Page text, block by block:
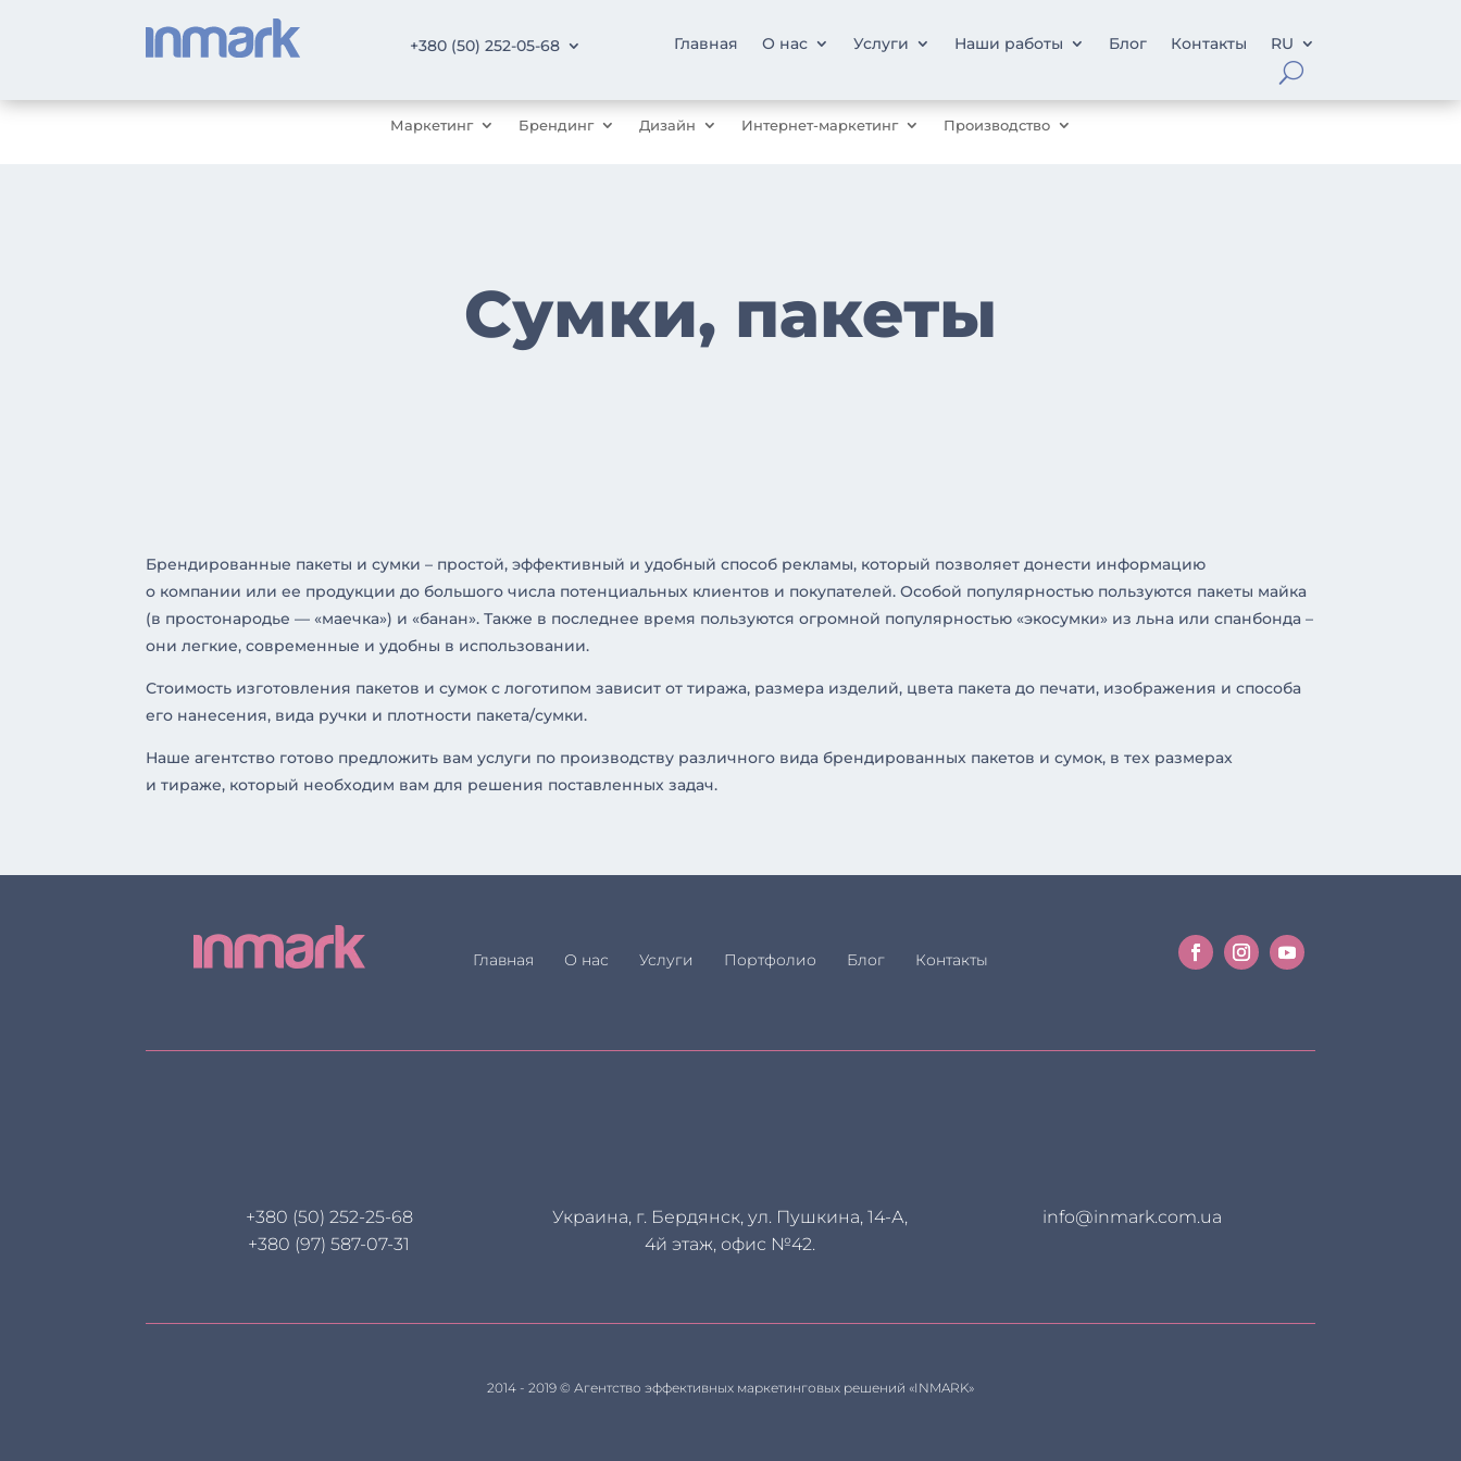
+380 (50) 252-05-68 Главная О нас Услуги Наши работы Блог Контакты RU
Маркетинг Брендинг Дизайн Интернет-маркетинг Производство
Сумки, пакеты
Брендированные пакеты и сумки – простой, эффективный и удобный способ рекламы, который позволяет донести информацию
о компании или ее продукции до большого числа потенциальных клиентов и покупателей. Особой популярностью пользуются пакеты майка
(в простонародье — «маечка») и «банан». Также в последнее время пользуются огромной популярностью «экосумки» из льна или спанбонда –
они легкие, современные и удобны в использовании.
Стоимость изготовления пакетов и сумок с логотипом зависит от тиража, размера изделий, цвета пакета до печати, изображения и способа
его нанесения, вида ручки и плотности пакета/сумки.
Наше агентство готово предложить вам услуги по производству различного вида брендированных пакетов и сумок, в тех размерах
и тираже, который необходим вам для решения поставленных задач.
Главная О нас Услуги Портфолио Блог Контакты
+380 (50) 252-25-68
+380 (97) 587-07-31
Украина, г. Бердянск, ул. Пушкина, 14-А,
4й этаж, офис №42.
info@inmark.com.ua
2014 - 2019 © Агентство эффективных маркетинговых решений «INMARK»